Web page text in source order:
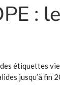
:
étiquettes
jusqu’à fin